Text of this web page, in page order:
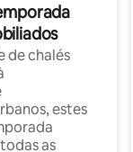
de chalés
estes
as